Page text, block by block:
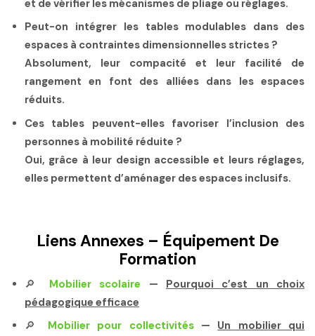
et de vérifier les mécanismes de pliage ou réglages.
Peut-on intégrer les tables modulables dans des
espaces à contraintes dimensionnelles strictes ?
Absolument, leur compacité et leur facilité de
rangement en font des alliées dans les espaces
réduits.
Ces tables peuvent-elles favoriser l’inclusion des
personnes à mobilité réduite ?
Oui, grâce à leur design accessible et leurs réglages,
elles permettent d’aménager des espaces inclusifs.
Liens Annexes – Équipement De
Formation
🔎 Mobilier scolaire — Pourquoi c’est un choix
pédagogique efficace
🔎 Mobilier pour collectivités— Un mobilier qui